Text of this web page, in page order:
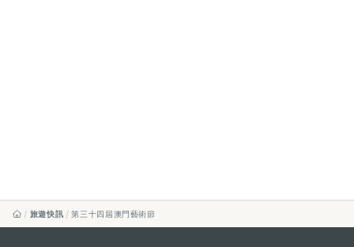
旅遊快訊 第三十四屆澳門藝術節